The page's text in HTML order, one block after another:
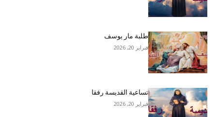
طلبة مار يوسف
فبراير 20, 2026
تساعية القديسة رفقا
فبراير 20, 2026